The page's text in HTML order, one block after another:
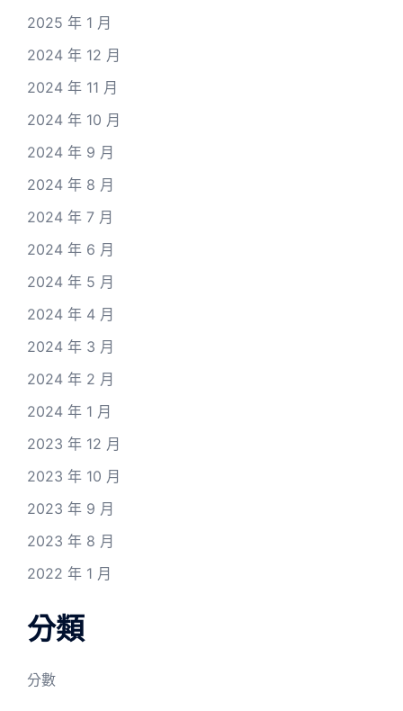
2025 年 1 月
2024 年 12 月
2024 年 11 月
2024 年 10 月
2024 年 9 月
2024 年 8 月
2024 年 7 月
2024 年 6 月
2024 年 5 月
2024 年 4 月
2024 年 3 月
2024 年 2 月
2024 年 1 月
2023 年 12 月
2023 年 10 月
2023 年 9 月
2023 年 8 月
2022 年 1 月
分類
分數